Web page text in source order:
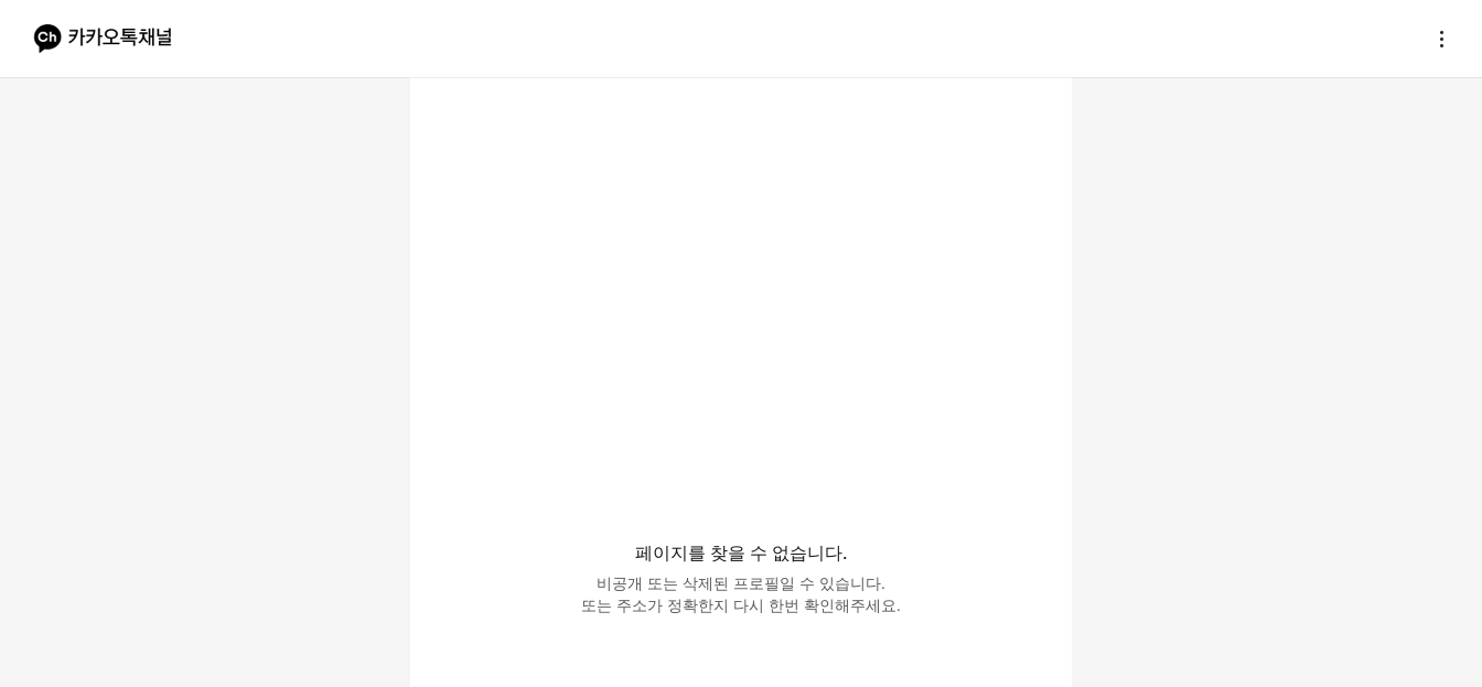
페이지를 찾을 수 없습니다.
비공개 또는 삭제된 프로필일 수 있습니다.
또는 주소가 정확한지 다시 한번 확인해주세요.